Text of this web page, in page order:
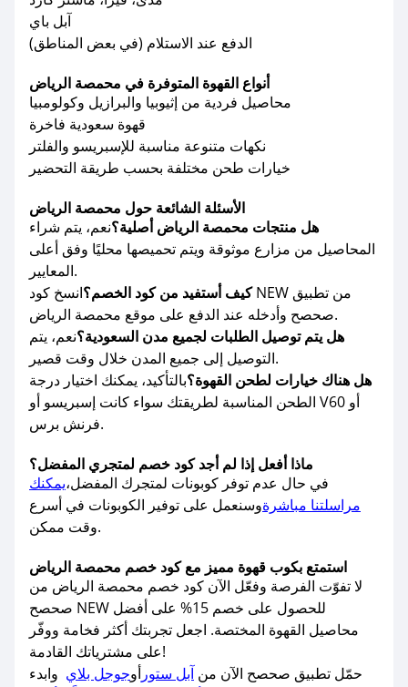
آبل باي
الدفع عند الاستلام (في بعض المناطق)
أنواع القهوة المتوفرة في محمصة الرياض
محاصيل فردية من إثيوبيا والبرازيل وكولومبيا
قهوة سعودية فاخرة
نكهات متنوعة مناسبة للإسبريسو والفلتر
خيارات طحن مختلفة بحسب طريقة التحضير
الأسئلة الشائعة حول محمصة الرياض
هل منتجات محمصة الرياض أصلية؟نعم، يتم شراء
المحاصيل من مزارع موثوقة ويتم تحميصها محليًا وفق أعلى
المعايير.
كيف أستفيد من كود الخصم؟انسخ كود NEW من تطبيق
صحصح وأدخله عند الدفع على موقع محمصة الرياض.
هل يتم توصيل الطلبات لجميع مدن السعودية؟نعم، يتم
التوصيل إلى جميع المدن خلال وقت قصير.
هل هناك خيارات لطحن القهوة؟بالتأكيد، يمكنك اختيار درجة
الطحن المناسبة لطريقتك سواء كانت إسبريسو أو V60 أو
فرنش برس.
ماذا أفعل إذا لم أجد كود خصم لمتجري المفضل؟
في حال عدم توفر كوبونات لمتجرك المفضل،يمكنك
مراسلتنا مباشرةوسنعمل على توفير الكوبونات في أسرع
وقت ممكن.
استمتع بكوب قهوة مميز مع كود خصم محمصة الرياض
لا تفوّت الفرصة وفعّل الآن كود خصم محمصة الرياض من
صحصح NEW للحصول على خصم 15% على أفضل
محاصيل القهوة المختصة. اجعل تجربتك أكثر فخامة ووفّر
على مشترياتك القادمة!
حمّل تطبيق صحصح الآن من آبل ستور أوجوجل بلاي وابدء